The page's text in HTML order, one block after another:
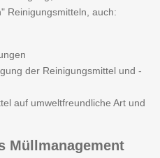
Reinigungsmitteln, auch:
der Reinigungsmittel und -
auf umweltfreundliche Art und
Müllmanagement